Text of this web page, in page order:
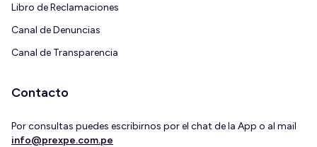
Libro de Reclamaciones
Canal de Denuncias
Canal de Transparencia
Contacto
Por consultas puedes escribirnos por el chat de la App o al mail
info@prexpe.com.pe